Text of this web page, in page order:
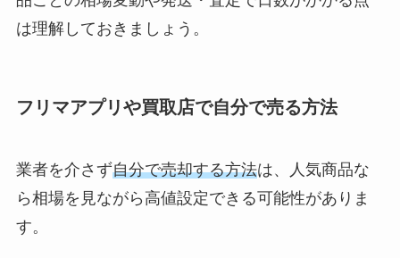
は理解しておきましょう。
フリマアプリや買取店で自分で売る方法
業者を介さず自分で売却する方法は、人気商品な
ら相場を見ながら高値設定できる可能性がありま
す。